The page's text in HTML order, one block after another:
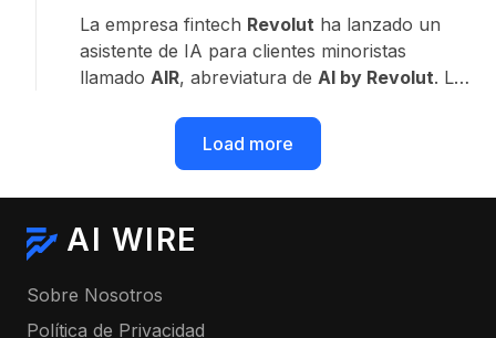
La empresa fintech Revolut ha lanzado un
asistente de IA para clientes minoristas
llamado AIR, abreviatura de AI by Revolut. La
Reino Unido
, y se espera que pronto llegue
a otros mercados.
Load more
AI WIRE
Sobre Nosotros
Política de Privacidad